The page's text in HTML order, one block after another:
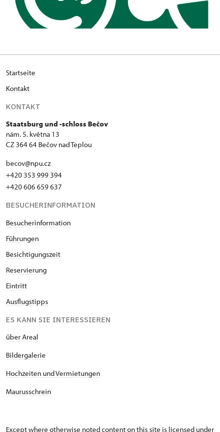
Startseite
Kontakt
KONTAKT
Staatsburg und -schloss Bečov
nám. 5. května 13
CZ 364 64 Bečov nad Teplou
becov@npu.cz
+420 353 999 394
+420 606 659 637
BESUCHERINFORMATION
Besucherinformation
Führungen
Besichtigungszeit
Reservierung
Eintritt
Ausflugstipps
ES KANN SIE INTERESSIEREN
über Areal
Bildergalerie
Hochzeiten und Vermietungen
Maurusschrein
Except where otherwise noted content on this site is licensed under